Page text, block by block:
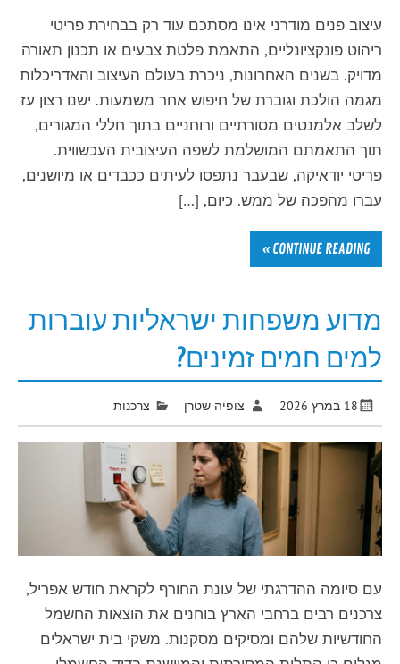
עיצוב פנים מודרני אינו מסתכם עוד רק בבחירת פריטי
ריהוט פונקציונליים, התאמת פלטת צבעים או תכנון תאורה
מדויק. בשנים האחרונות, ניכרת בעולם העיצוב והאדריכלות
מגמה הולכת וגוברת של חיפוש אחר משמעות. ישנו רצון עז
לשלב אלמנטים מסורתיים ורוחניים בתוך חללי המגורים,
תוך התאמתם המושלמת לשפה העיצובית העכשווית.
פריטי יודאיקה, שבעבר נתפסו לעיתים ככבדים או מיושנים,
עברו מהפכה של ממש. כיום, […]
CONTINUE READING »
מדוע משפחות ישראליות עוברות
למים חמים זמינים?
18 במרץ 2026 צופיה שטרן צרכנות
עם סיומה ההדרגתי של עונת החורף לקראת חודש אפריל,
צרכנים רבים ברחבי הארץ בוחנים את הוצאות החשמל
החודשיות שלהם ומסיקים מסקנות. משקי בית ישראלים